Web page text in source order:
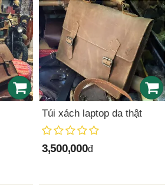
Túi xách laptop da thật
3,500,000đ